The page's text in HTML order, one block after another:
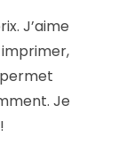
J’aime
Je